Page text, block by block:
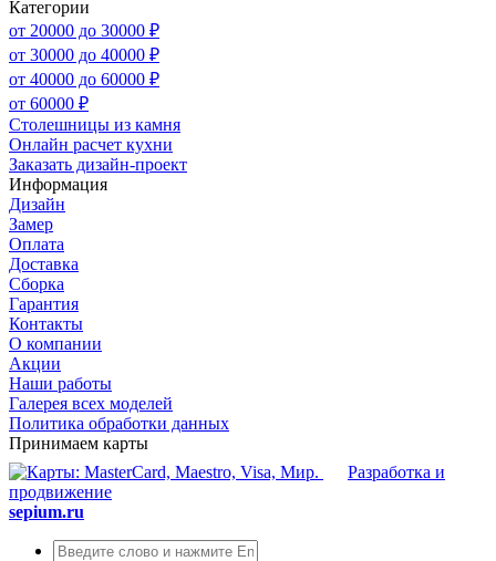
Категории
от 20000 до 30000 ₽
от 30000 до 40000 ₽
от 40000 до 60000 ₽
от 60000 ₽
Столешницы из камня
Онлайн расчет кухни
Заказать дизайн-проект
Информация
Дизайн
Замер
Оплата
Доставка
Сборка
Гарантия
Контакты
О компании
Акции
Наши работы
Галерея всех моделей
Политика обработки данных
Принимаем карты
Разработка и
продвижение
sepium.ru